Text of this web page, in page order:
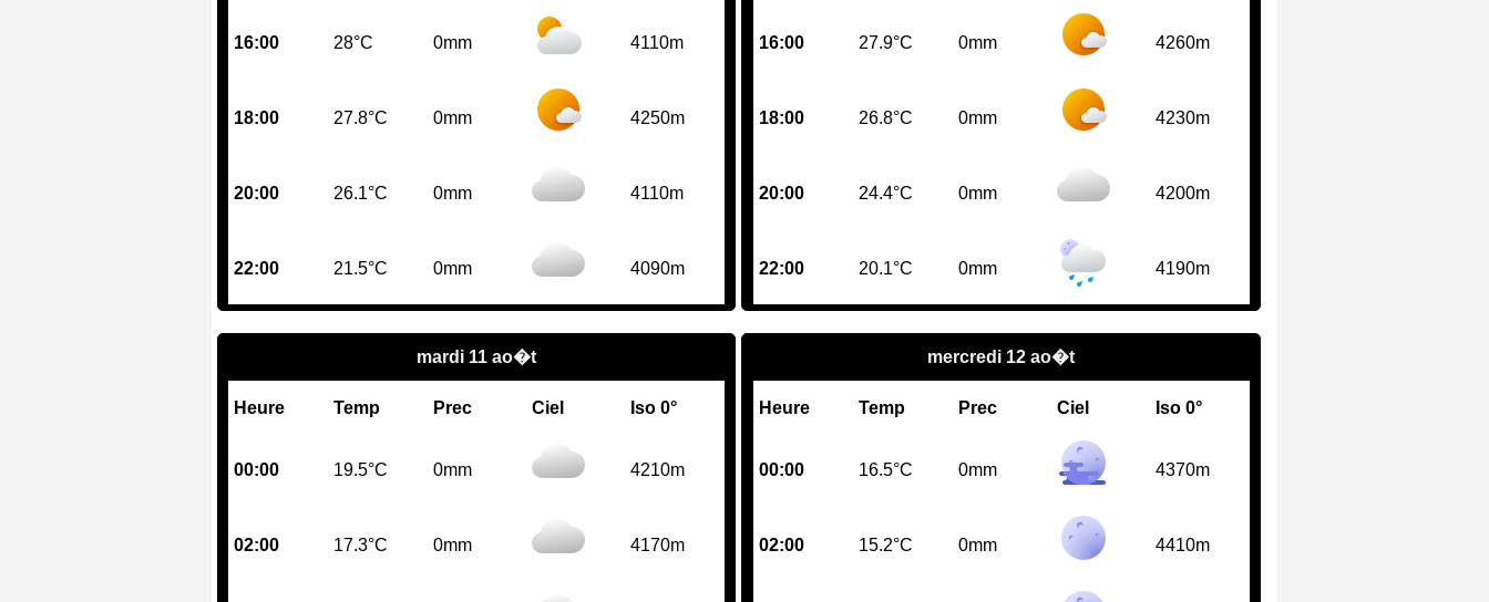
16:00 28°C 0mm 4110m
18:00 27.8°C 0mm 4250m
20:00 26.1°C 0mm 4110m
22:00 21.5°C 0mm 4090m
16:00 27.9°C 0mm 4260m
18:00 26.8°C 0mm 4230m
20:00 24.4°C 0mm 4200m
22:00 20.1°C 0mm 4190m
mardi 11 ao�t
Heure Temp Prec Ciel Iso 0°
00:00 19.5°C 0mm 4210m
02:00 17.3°C 0mm 4170m
mercredi 12 ao�t
Heure Temp Prec Ciel Iso 0°
00:00 16.5°C 0mm 4370m
02:00 15.2°C 0mm 4410m